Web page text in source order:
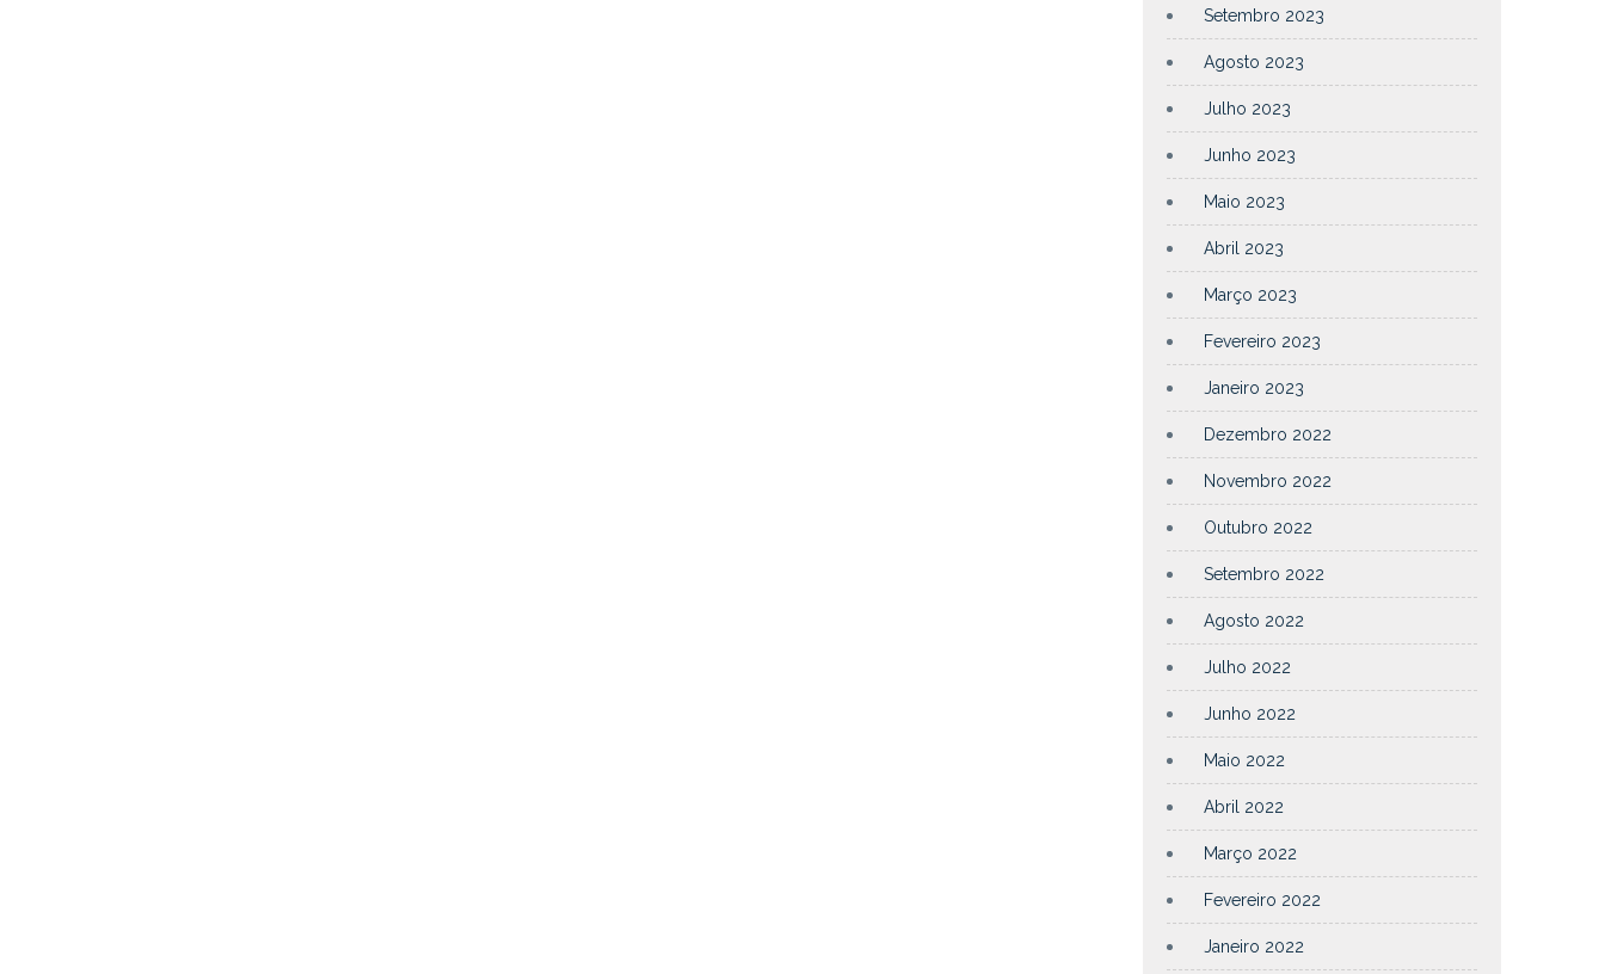
Setembro 2023
Agosto 2023
Julho 2023
Junho 2023
Maio 2023
Abril 2023
Março 2023
Fevereiro 2023
Janeiro 2023
Dezembro 2022
Novembro 2022
Outubro 2022
Setembro 2022
Agosto 2022
Julho 2022
Junho 2022
Maio 2022
Abril 2022
Março 2022
Fevereiro 2022
Janeiro 2022